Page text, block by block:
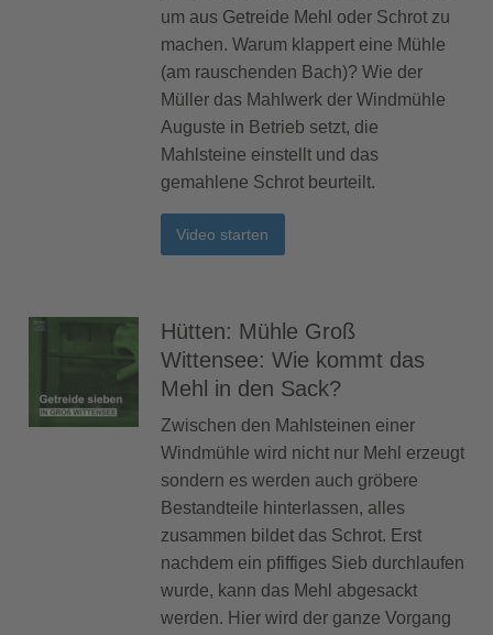
um aus Getreide Mehl oder Schrot zu
machen. Warum klappert eine Mühle
(am rauschenden Bach)? Wie der
Müller das Mahlwerk der Windmühle
Auguste in Betrieb setzt, die
Mahlsteine einstellt und das
gemahlene Schrot beurteilt.
Video starten
Hütten: Mühle Groß
Wittensee: Wie kommt das
Mehl in den Sack?
Zwischen den Mahlsteinen einer
Windmühle wird nicht nur Mehl erzeugt
sondern es werden auch gröbere
Bestandteile hinterlassen, alles
zusammen bildet das Schrot. Erst
nachdem ein pfiffiges Sieb durchlaufen
wurde, kann das Mehl abgesackt
werden. Hier wird der ganze Vorgang